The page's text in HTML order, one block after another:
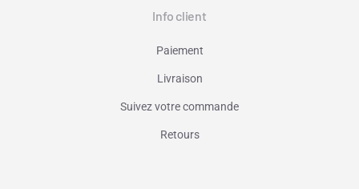
Info client
Paiement
Livraison
Suivez votre commande
Retours